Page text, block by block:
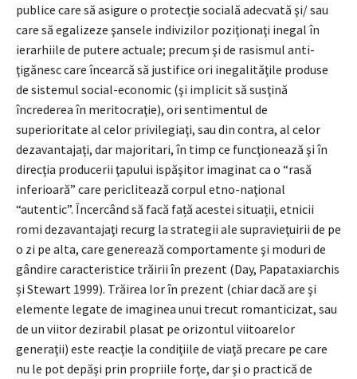
publice care să asigure o protecţie socială adecvată şi/ sau
care să egalizeze şansele indivizilor poziţionaţi inegal în
ierarhiile de putere actuale; precum şi de rasismul anti-
ţigănesc care încearcă să justifice ori inegalităţile produse
de sistemul social-economic (şi implicit să susţină
încrederea în meritocraţie), ori sentimentul de
superioritate al celor privilegiaţi, sau din contra, al celor
dezavantajaţi, dar majoritari, în timp ce funcţionează şi în
direcţia producerii ţapului ispăşitor imaginat ca o “rasă
inferioară” care periclitează corpul etno-naţional
“autentic”. Încercând să facă față acestei situații, etnicii
romi dezavantajaţi recurg la strategii ale supravieţuirii de pe
o zi pe alta, care generează comportamente şi moduri de
gândire caracteristice trăirii în prezent (Day, Papataxiarchis
și Stewart 1999). Trăirea lor în prezent (chiar dacă are şi
elemente legate de imaginea unui trecut romanticizat, sau
de un viitor dezirabil plasat pe orizontul viitoarelor
generaţii) este reacţie la condiţiile de viaţă precare pe care
nu le pot depăşi prin propriile forţe, dar şi o practică de